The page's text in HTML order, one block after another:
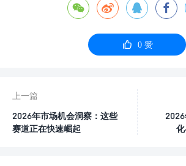
   
 0赞
上一篇
2026年市场机会洞察：这些
赛道正在快速崛起